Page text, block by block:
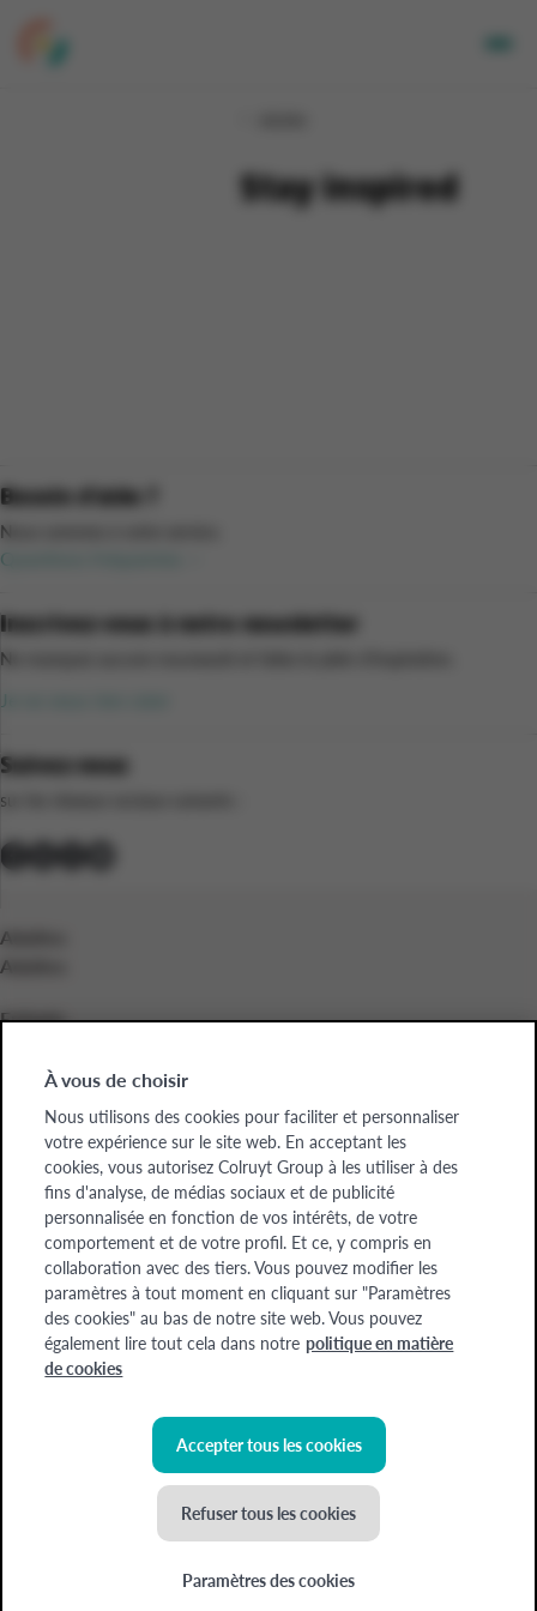
Stay inspired
Besoin d'aide ?
Nous sommes à votre service.
Questions fréquentes
Inscrivez-vous à notre newsletter
Ne manquez aucune nouveauté et faites le plein d’inspiration.
Je ne veux rien rater
Suivez-nous
sur les réseaux sociaux suivants :
Adultes
Adultes
Enfants
Entreprises
A propos de nous
A propos de nous
Chèque-cadeauDevenez formateur Offres d'emploi
Colruyt Group Academy (Division Colruyt Group SA), 1500 HAL, Edingensesteenweg
249, N° d'entreprise : 0400.378.485, BE-0400.378.485.
©2026Colruyt Group
Déclaration de confidentialité Xtra
Conditions générales
À vous de choisir
Nous utilisons des cookies pour faciliter et personnaliser
votre expérience sur le site web. En acceptant les
cookies, vous autorisez Colruyt Group à les utiliser à des
fins d'analyse, de médias sociaux et de publicité
personnalisée en fonction de vos intérêts, de votre
comportement et de votre profil. Et ce, y compris en
collaboration avec des tiers. Vous pouvez modifier les
paramètres à tout moment en cliquant sur "Paramètres
des cookies" au bas de notre site web. Vous pouvez
également lire tout cela dans notre politique en matière
de cookies
Accepter tous les cookies
Refuser tous les cookies
Paramètres des cookies